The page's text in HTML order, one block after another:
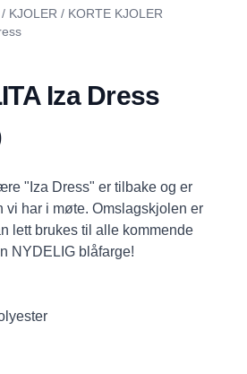
/ KJOLER / KORTE KJOLER
Iza Dress
"Iza Dress" er tilbake og er
vi har i møte. Omslagskjolen er
lett brukes til alle kommende
NYDELIG blåfarge!